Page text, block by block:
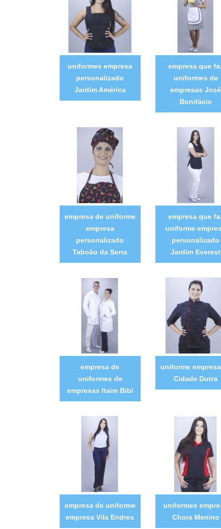
uniformes empresa
personalizado
Jardim América
empresa que
uniformes de
empresas José
Bonifácio
empresa de uniforme
empresa
personalizado
Taboão da Serra
empresa que
uniforme
personalizado
Jardim Everest
empresa de
uniformes de
empresas Itaim Bibi
uniforme
Cidade Dutra
empresa de uniforme
empresa Vila Endres
uniformes
Chora Menino